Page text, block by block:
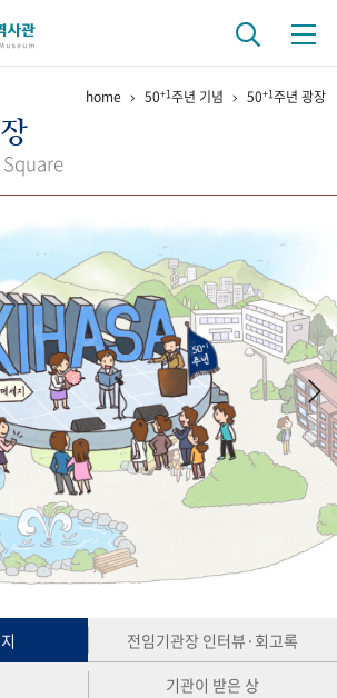
사
드로 보는 연구 역사
연구자들
기록물 행정박물 영상 기록물
는 50년 50
주년 광장
home 50+1주년 기념 50+1주년 광장
전임기관장 인터뷰·회고록
기관이 받은 상